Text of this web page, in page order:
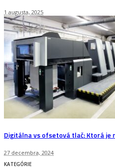
1 augusta, 2025
Digitálna vs ofsetová tlač: Ktorá je
27 decembra, 2024
KATEGÓRIE